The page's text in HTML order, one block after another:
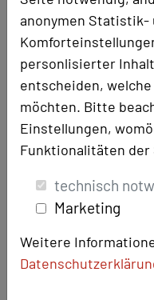
anonymen Statistik-
personlisierter
entscheiden,
möchten. Bitte
Einstellungen,
Funktionalitäten der
technisch
Marketing
Weitere
Raum, zentral
Wetter im
werden
den besten
Zugang ins
Tageslicht
Klimaanlage
Das
durch das
einen ganz
Zudem
unseren